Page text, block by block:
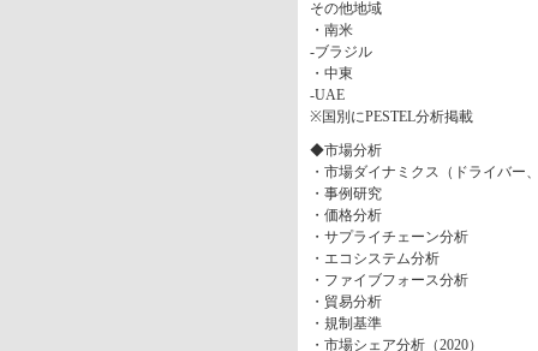
その他地域
・南米
-ブラジル
・中東
-UAE
※国別にPESTEL分析掲載
◆市場分析
・市場ダイナミクス（ドライバー
・事例研究
・価格分析
・サプライチェーン分析
・エコシステム分析
・ファイブフォース分析
・貿易分析
・規制基準
・市場シェア分析（2020）